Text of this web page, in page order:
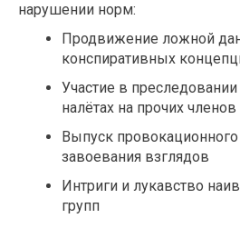
нарушении норм:
Продвижение ложной
конспиративных
Участие в
налётах на прочих членов
Выпуск провокационного
завоевания взглядов
Интриги и лукавство
групп